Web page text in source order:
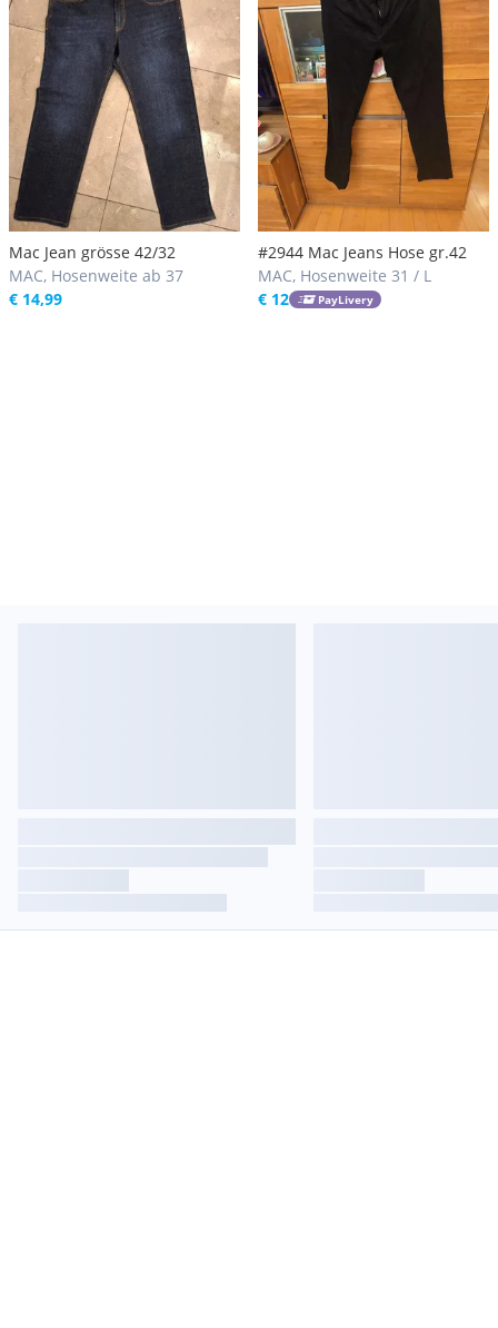
Mac Jean grösse 42/32
MAC, Hosenweite ab 37
€ 14,99
#2944 Mac Jeans Hose gr.42
MAC, Hosenweite 31 / L
€ 12
PayLivery